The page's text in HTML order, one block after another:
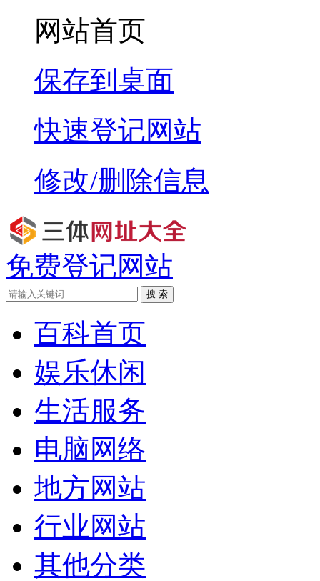
网站首页
保存到桌面
快速登记网站
修改/删除信息
免费登记网站
搜 索
百科首页
娱乐休闲
生活服务
电脑网络
地方网站
行业网站
其他分类